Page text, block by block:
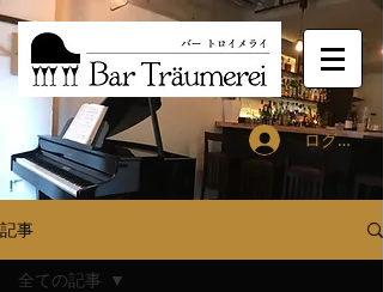
ログイン
記事
全ての記事